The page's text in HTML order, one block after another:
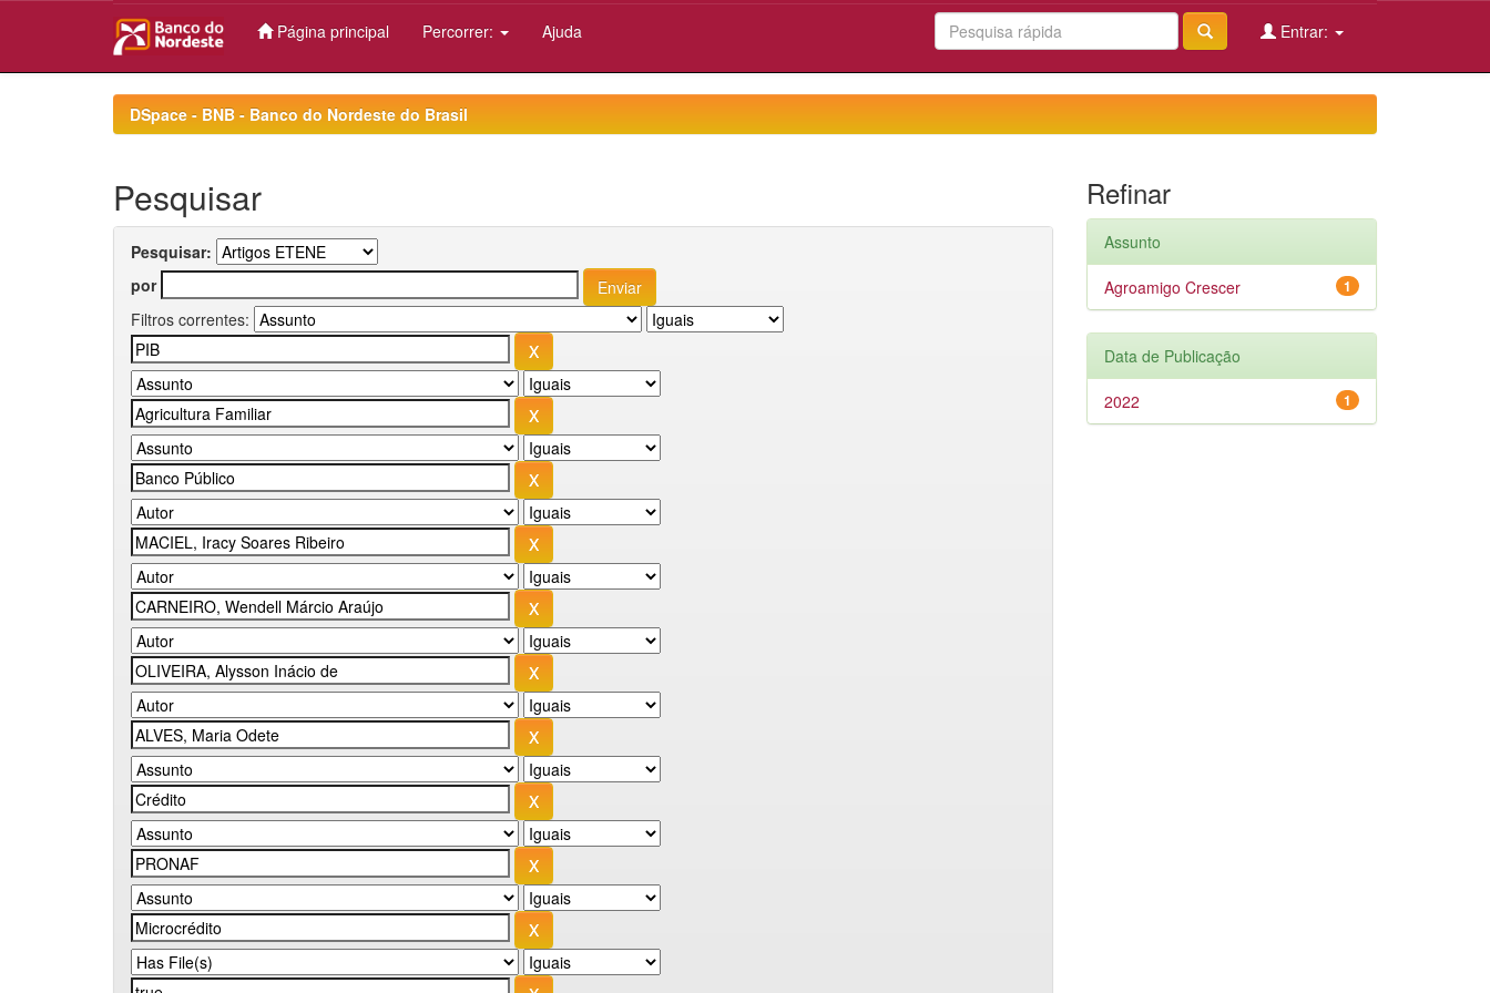
Página principal Percorrer: Ajuda Entrar:
DSpace - BNB - Banco do Nordeste do Brasil
Pesquisar
Pesquisar:
por
Filtros correntes:
Refinar
Assunto
1
Agroamigo Crescer
Data de Publicação
1
2022